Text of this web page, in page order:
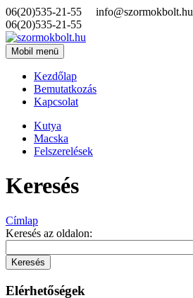
06(20)535-21-55
info@szormokbolt.hu
06(20)535-21-55
Mobil menü
Kezdőlap
Bemutatkozás
Kapcsolat
Kutya
Macska
Felszerelések
Keresés
Címlap
Keresés az oldalon:
Elérhetőségek